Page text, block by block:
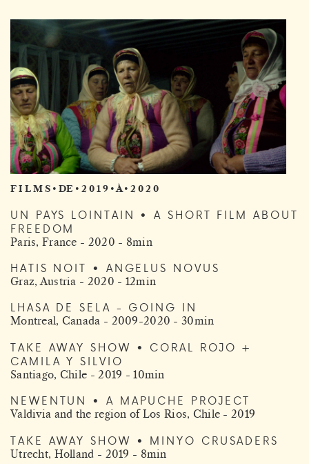
F I L M S • DE • 2 0 1 9 • À • 2 0 2 0
UN PAYS LOINTAIN • A SHORT FILM ABOUT
FREEDOM
Paris, France - 2020 - 8min
HATIS NOIT • ANGELUS NOVUS
Graz, Austria - 2020 - 12min
LHASA DE SELA - GOING IN
Montreal, Canada - 2009-2020 - 30min
TAKE AWAY SHOW • CORAL ROJO +
CAMILA Y SILVIO
Santiago, Chile - 2019 - 10min
NEWENTUN • A MAPUCHE PROJECT
Valdivia and the region of Los Rios, Chile - 2019
TAKE AWAY SHOW • MINYO CRUSADERS
Utrecht, Holland - 2019 - 8min